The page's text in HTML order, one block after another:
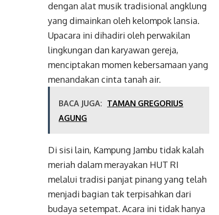
dengan alat musik tradisional angklung
yang dimainkan oleh kelompok lansia.
Upacara ini dihadiri oleh perwakilan
lingkungan dan karyawan gereja,
menciptakan momen kebersamaan yang
menandakan cinta tanah air.
BACA JUGA: TAMAN GREGORIUS
AGUNG
Di sisi lain, Kampung Jambu tidak kalah
meriah dalam merayakan HUT RI
melalui tradisi panjat pinang yang telah
menjadi bagian tak terpisahkan dari
budaya setempat. Acara ini tidak hanya